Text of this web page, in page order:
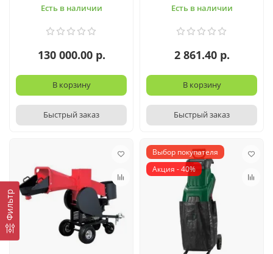
Фильтр
Есть в наличии
130 000.00 р.
В корзину
Быстрый заказ
Есть в наличии
2 861.40 р.
В корзину
Быстрый заказ
Выбор покупателя
Акция - 40%